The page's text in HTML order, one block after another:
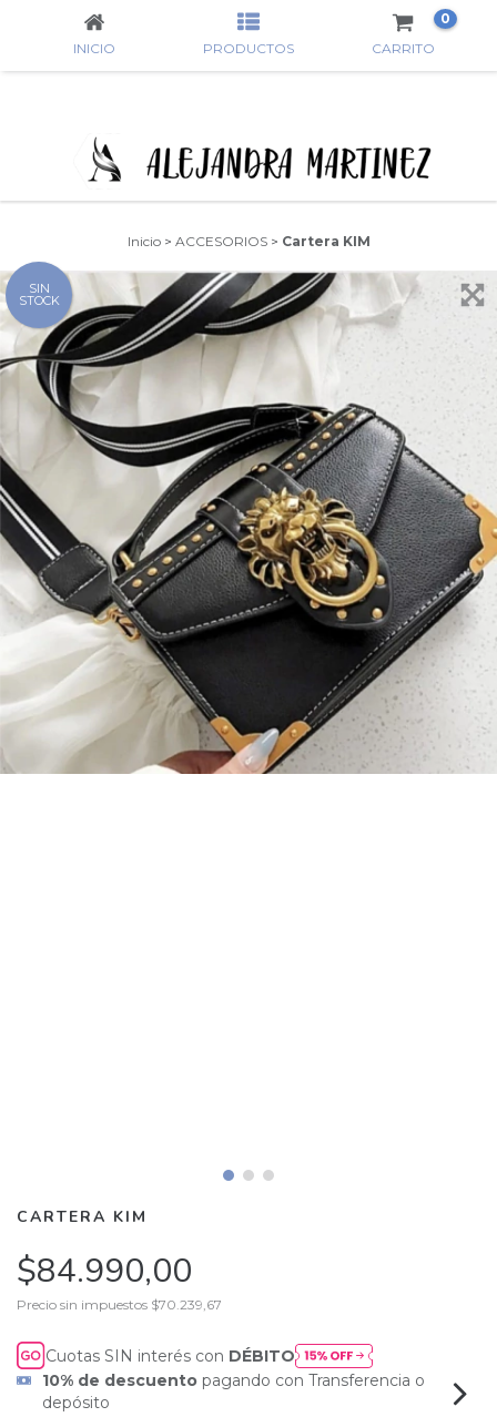
INICIO PRODUCTOS CARRITO
0
Inicio > ACCESORIOS > Cartera KIM
SIN
STOCK
CARTERA KIM
$84.990,00
Precio sin impuestos $70.239,67
Cuotas SIN interés con DÉBITO
10% de descuentopagando con Transferencia o
depósito